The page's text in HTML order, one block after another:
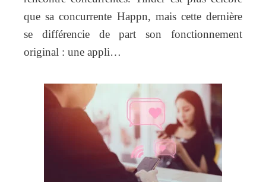
que sa concurrente Happn, mais cette dernière
se différencie de part son fonctionnement
original : une appli…